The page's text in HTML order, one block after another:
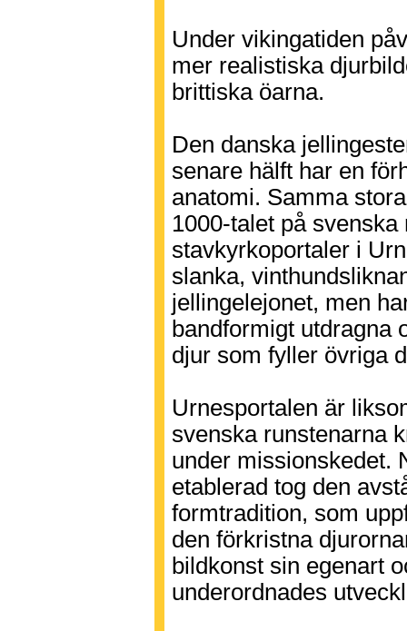
Under vikingatiden
mer realistiska
brittiska öarna.
Den danska
senare hälft har en
anatomi. Samma
1000-talet på svenska
stavkyrkoportaler i
slanka,
jellingelejonet, men
bandformigt utdragna
djur som fyller övriga
Urnesportalen är
svenska runstenarna
under missionskedet.
etablerad tog den
formtradition, som
den förkristna
bildkonst sin egenart
underordnades